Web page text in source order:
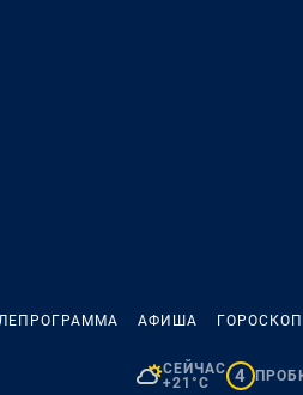
АФИША ГОРОСКОП
СЕЙЧАС
+21°C
4